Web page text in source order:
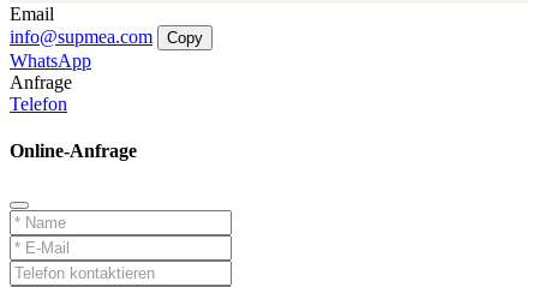
Email
info@supmea.com
Copy
WhatsApp
Anfrage
Telefon
Online-Anfrage